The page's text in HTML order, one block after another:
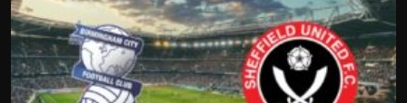
08-
21
18:30
)
KURSY,